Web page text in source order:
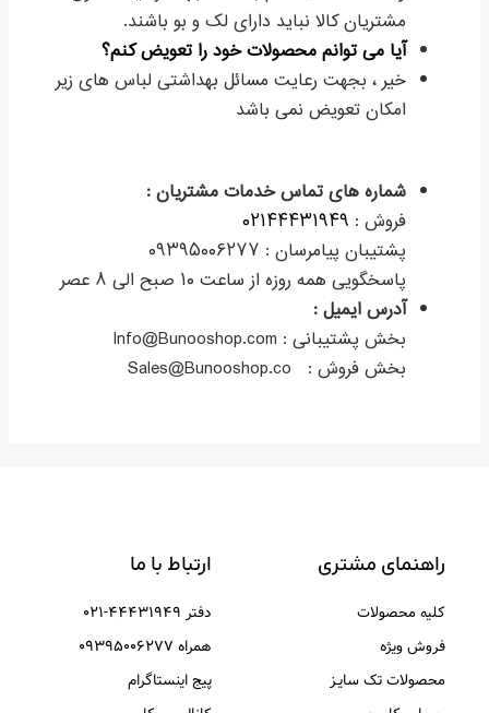
مشتریان کالا نباید دارای لک و بو باشند.
آیا می توانم محصولات خود را تعویض کنم؟
خیر ، بجهت رعایت مسائل بهداشتی لباس های زیر
امکان تعویض نمی باشد
شماره های تماس خدمات مشتریان :
فروش : ۰۲۱۴۴۴۳۱۹۴۹
پشتیبان پیامرسان : ۰۹۳۹۵۰۰۶۲۷۷
پاسخگویی همه روزه از ساعت ۱۰ صبح الی ۸ عصر
آدرس ایمیل :
بخش پشتیبانی : Info@Bunooshop.com
بخش فروش : Sales@Bunooshop.co
راهنمای مشتری
کلیه محصولات
فروش ویژه
محصولات تک سایـز
ارتباط با ما
دفتر ۴۴۴۳۱۹۴۹-۰۲۱
همراه ۰۹۳۹۵۰۰۶۲۷۷
پیج اینستاگرام